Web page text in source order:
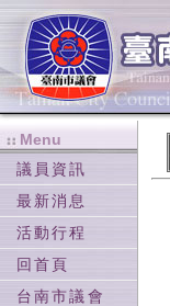
Menu
議員資訊
最新消息
活動行程
回首頁
台南市議會